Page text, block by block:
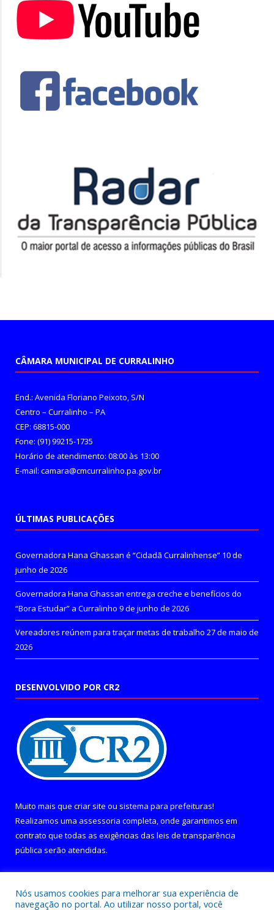
CÂMARA MUNICIPAL DE CURRALINHO
End.: Avenida Floriano Peixoto, S/N
Centro – Curralinho – PA
CEP: 68815-000
Fone: (91) 99215-1735
Horário de atendimento: 08:00 às 13:00
E-mail: camara@cmcurralinho.pa.gov.br
ÚLTIMAS PUBLICAÇÕES
Governadora Hana Ghassan é “Cidadã Curralinhense” 10 de
junho de 2026
Governadora Hana Ghassan entrega creche e benefícios do
“Bora Estudar” a Curralinho 9 de junho de 2026
Vereadores reúnem para traçar metas de trabalho 27 de maio de
2026
DESENVOLVIDO POR CR2
Muito mais que criar site ou sistema para prefeituras!
Realizamos uma assessoria completa, onde garantimos em
contrato que todas as exigências das leis de transparência
pública serão atendidas.
Nós usamos cookies para melhorar sua experiência de
navegação no portal. Ao utilizar nosso portal, você